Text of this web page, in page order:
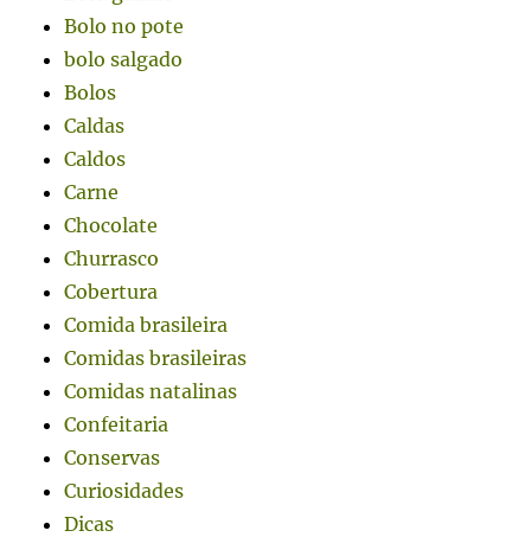
Bolo no pote
bolo salgado
Bolos
Caldas
Caldos
Carne
Chocolate
Churrasco
Cobertura
Comida brasileira
Comidas brasileiras
Comidas natalinas
Confeitaria
Conservas
Curiosidades
Dicas